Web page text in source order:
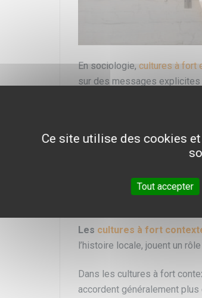
En sociologie, cultures à fort
sur des messages
Dans le cadre de ses
la gestion de l’espace
différents modes de
L’usage du
Les cultures à fort
l’histoire locale, jouent un
Dans les cultures à fort
accordent généralement
Ce site utilise des cookies
Tout accepter